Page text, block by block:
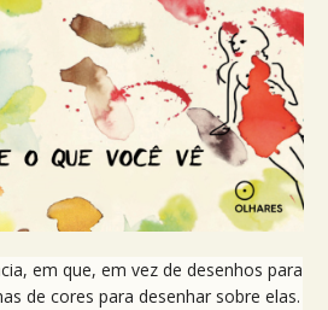
em que, em vez de desenhos para
de cores para desenhar sobre elas.